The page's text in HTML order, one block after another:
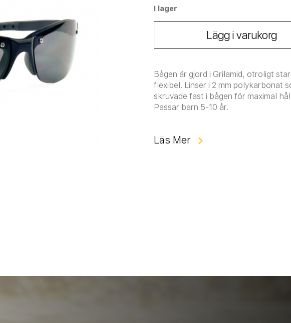
I lager
Lägg i varukorg
Bågen är gjord i Grilamid, otroligt
flexibel. Linser i 2 mm polykarbonat
skruvade fast i bågen för maximal
Passar barn 5-10 år.
Läs Mer